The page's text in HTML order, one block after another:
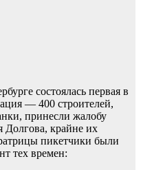
состоялась первая в
— 400 строителей,
принесли жалобу
Долгова, крайне их
пикетчики были
тех времен: